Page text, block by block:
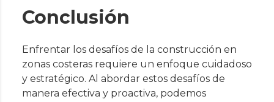
Conclusión
Enfrentar los desafíos de la construcción en
zonas costeras requiere un enfoque cuidadoso
y estratégico. Al abordar estos desafíos de
manera efectiva y proactiva, podemos